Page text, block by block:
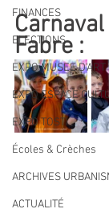
FINANCES
ELECTIONS
EXPO MUSEE
EXPO ESPACE
EXPO TOSTI
Écoles & Crèches
ARCHIVES
ACTUALITÉ
Fabre :